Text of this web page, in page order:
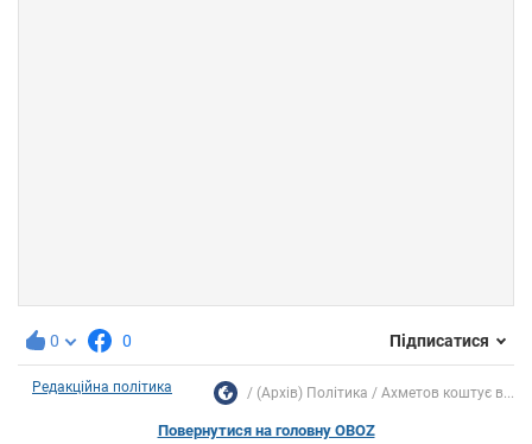
0 0 Підписатися
Редакційна політика (Архів) Політика Ахметов коштує в...
Повернутися на головну OBOZ